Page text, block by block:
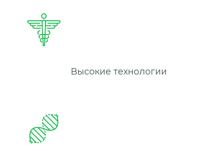
Высокие технологии